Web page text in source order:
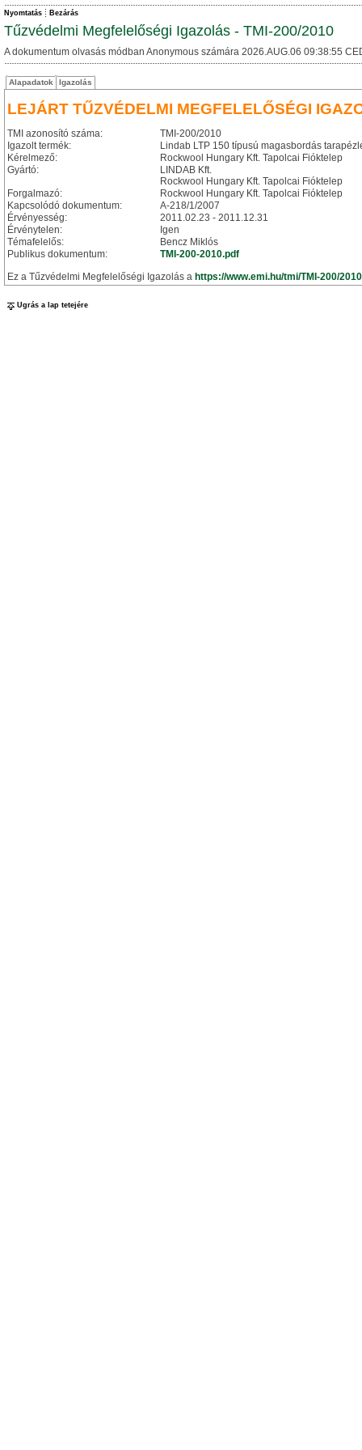
Nyomtatás Bezárás
Tűzvédelmi Megfelelőségi Igazolás - TMI-200/2010
A dokumentum olvasás módban Anonymous számára 2026.AUG.06 09:38:55
Alapadatok Igazolás
LEJÁRT TŰZVÉDELMI MEGFELELŐSÉGI
TMI azonosító száma:
TMI-200/2010
Igazolt termék:
Lindab LTP 150 típusú magasbordás
Kérelmező:
Rockwool Hungary Kft. Tapolcai Fióktelep
Gyártó:
LINDAB Kft.
Rockwool Hungary Kft. Tapolcai Fióktelep
Forgalmazó:
Rockwool Hungary Kft. Tapolcai Fióktelep
Kapcsolódó dokumentum:
A-218/1/2007
Érvényesség:
2011.02.23 - 2011.12.31
Érvénytelen:
Igen
Témafelelős:
Bencz Miklós
Publikus dokumentum:
TMI-200-2010.pdf
Ez a Tűzvédelmi Megfelelőségi Igazolás a https://www.emi.hu/tmi/TMI-200/2010
Ugrás a lap tetejére